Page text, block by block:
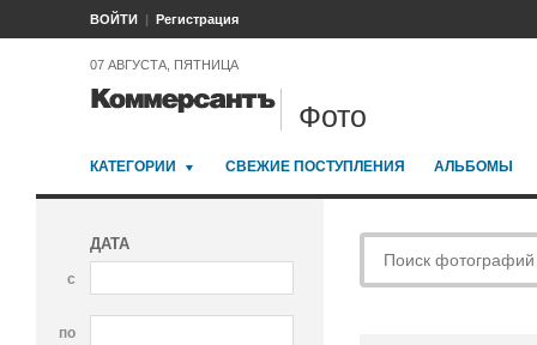
ВОЙТИ Регистрация
07 АВГУСТА, ПЯТНИЦА
Фото
КАТЕГОРИИ СВЕЖИЕ ПОСТУПЛЕНИЯ АЛЬБОМЫ
ДАТА
с
по